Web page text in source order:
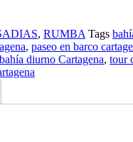
, RUMBA Tags
, paseo en barco
diurno Cartagena, tour